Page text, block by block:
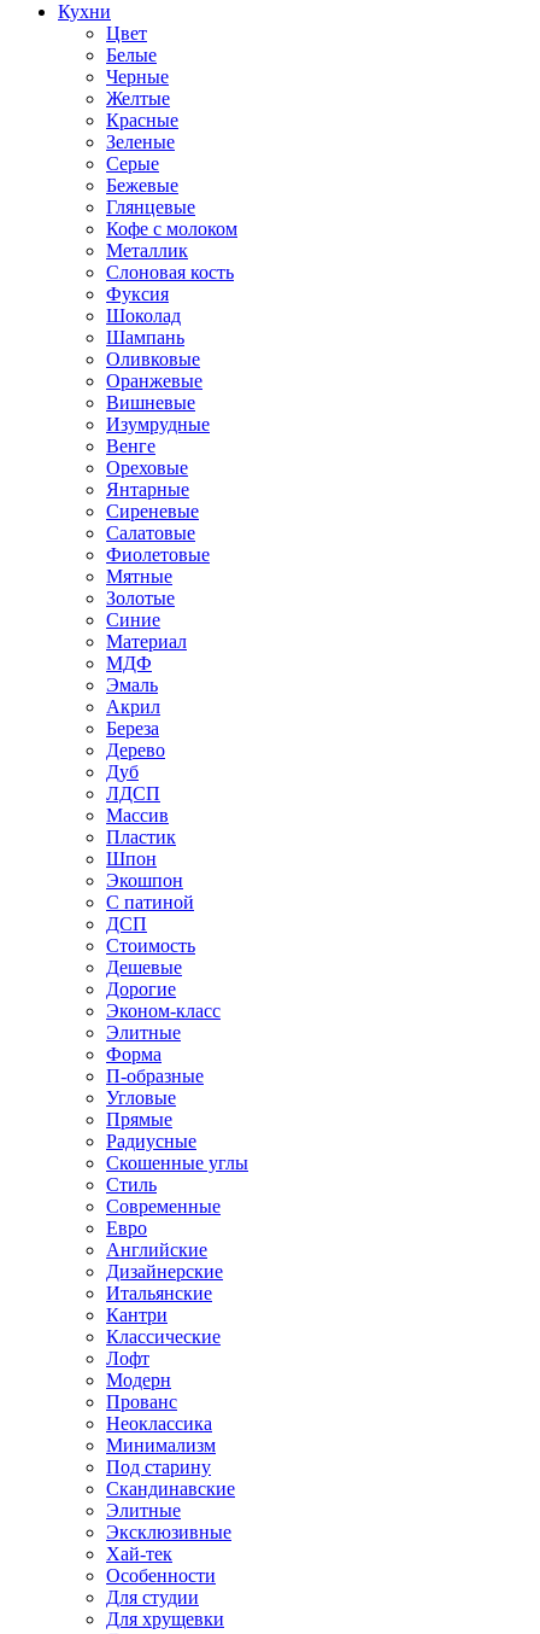
Кухни
Цвет
Белые
Черные
Желтые
Красные
Зеленые
Серые
Бежевые
Глянцевые
Кофе с молоком
Металлик
Слоновая кость
Фуксия
Шоколад
Шампань
Оливковые
Оранжевые
Вишневые
Изумрудные
Венге
Ореховые
Янтарные
Сиреневые
Салатовые
Фиолетовые
Мятные
Золотые
Синие
Материал
МДФ
Эмаль
Акрил
Береза
Дерево
Дуб
ЛДСП
Массив
Пластик
Шпон
Экошпон
С патиной
ДСП
Стоимость
Дешевые
Дорогие
Эконом-класс
Элитные
Форма
П-образные
Угловые
Прямые
Радиусные
Скошенные углы
Стиль
Современные
Евро
Английские
Дизайнерские
Итальянские
Кантри
Классические
Лофт
Модерн
Прованс
Неоклассика
Минимализм
Под старину
Скандинавские
Элитные
Эксклюзивные
Хай-тек
Особенности
Для студии
Для хрущевки